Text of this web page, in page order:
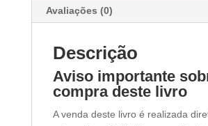
Avaliações (0)
Descrição
Aviso importante
compra deste livro
A venda deste livro é realizada